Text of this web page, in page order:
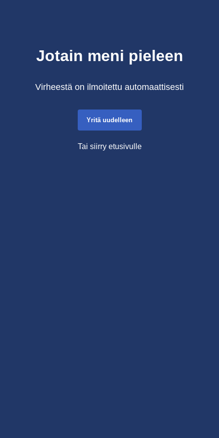
Jotain meni pieleen
Virheestä on ilmoitettu automaattisesti
Yritä uudelleen
Tai siirry etusivulle